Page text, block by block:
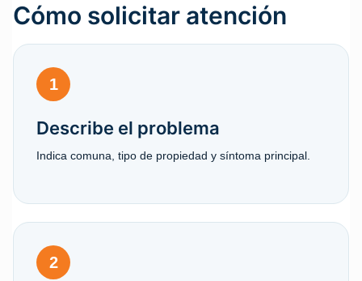
Cómo solicitar atención
1
Describe el problema
Indica comuna, tipo de propiedad y síntoma principal.
2